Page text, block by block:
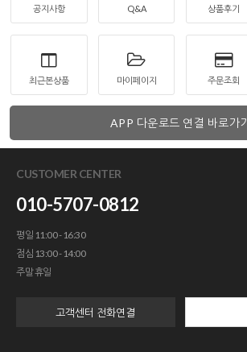
공지사항 Q&A 상품후기
최근본상품 마이페이지 주문조회
APP 다운로드 연결 바로가기
CUSTOMER CENTER
010-5707-0812
평일 11:00 - 16:30
점심 13:00 - 14:00
주말 휴일
고객센터 전화연결